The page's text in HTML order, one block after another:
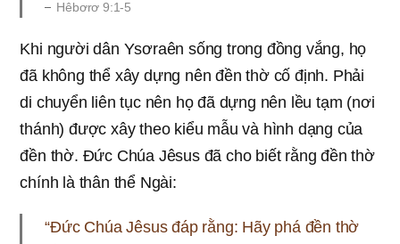
Hêbơrơ 9:1-5
Khi người dân Ysơraên sống trong đồng vắng, họ
đã không thể xây dựng nên đền thờ cố định. Phải
di chuyển liên tục nên họ đã dựng nên lều tạm (nơi
thánh) được xây theo kiểu mẫu và hình dạng của
đền thờ. Đức Chúa Jêsus đã cho biết rằng đền thờ
chính là thân thể Ngài:
“Đức Chúa Jêsus đáp rằng: Hãy phá đền thờ